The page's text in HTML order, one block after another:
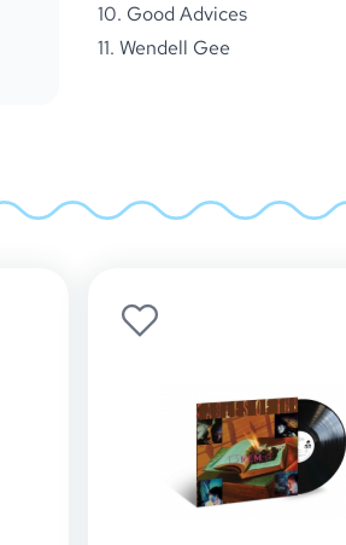
10. Good Advices
11. Wendell Gee